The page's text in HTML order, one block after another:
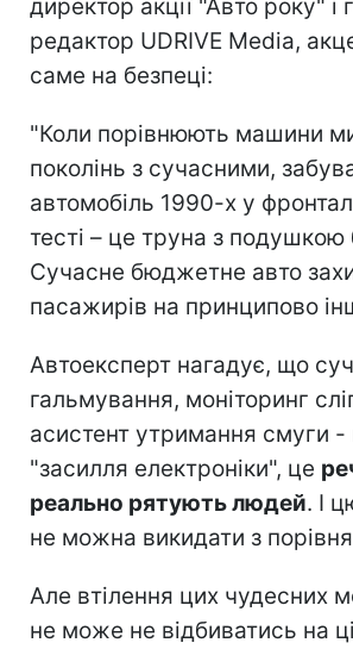
директор акції "Авто року" і
редактор UDRIVE Media,
саме на безпеці:
"Коли порівнюють машини
поколінь з сучасними,
автомобіль 1990-х у
тесті – це труна з подушкою
Сучасне бюджетне авто
пасажирів на принципово
Автоексперт нагадує, що
гальмування, моніторинг
асистент утримання смуги -
"засилля електроніки", це
реально рятують людей. І
не можна викидати з
Але втілення цих чудесних
не може не відбиватись на